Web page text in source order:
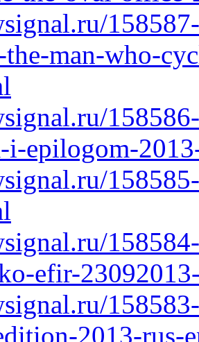
man-who-
i-epilogom-
efir-
2013-rus-